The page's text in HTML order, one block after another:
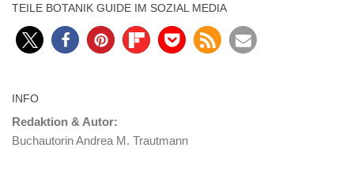
TEILE BOTANIK GUIDE IM SOZIAL MEDIA
INFO
Redaktion & Autor:
Buchautorin Andrea M. Trautmann